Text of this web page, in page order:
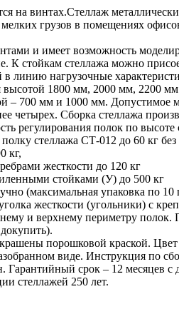
на винтах.Стеллаж
грузов в помещениях
и имеет возможность
К стойкам стеллажа можно
в линию нагрузочные
высотой 1800 мм, 2000 мм, 2200
– 700 мм и 1000 мм. Допустимое
четырех. Сборка стеллажа
регулирования полок по
стеллажа СТ-012 до 60 кг
кг,
жесткости до 120 кг
стойками (У) до 500 кг
(максимальная упаковка по
жесткости (угольники) с
и верхнему периметру полок.
порошковой краской.
виде. Инструкция по
Гарантийный срок – 12 месяцев с
стеллажей 250 лет.